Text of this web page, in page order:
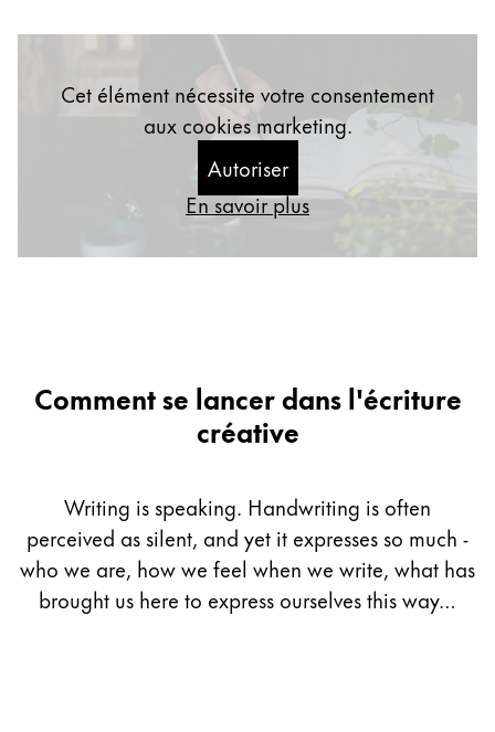
Étuis
Holiday Special
Coffrets cadeaux
Inspiration
LAMY Community
Lettering Workshop
Écriture créative
LAMY Stories
LAMY dialog urushi
Cet élément nécessite votre consentement
aux cookies marketing.
Autoriser
En savoir plus
Comment se lancer dans l'écriture
créative
Writing is speaking. Handwriting is often
perceived as silent, and yet it expresses so much -
who we are, how we feel when we write, what has
brought us here to express ourselves this way…